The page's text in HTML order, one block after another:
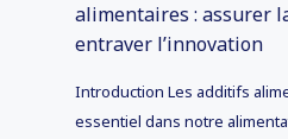
alimentaires : assurer
entraver l’innovation
Introduction Les additifs
essentiel dans notre